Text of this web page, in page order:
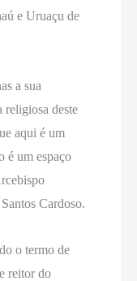
e Uruaçu de
a sua
religiosa deste
aqui é um
é um espaço
Cardoso.
o termo de
reitor do